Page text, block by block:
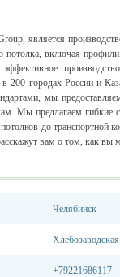
является
потолка, включая
200 городах России и
мы
Мы предлагаем
до транспортной
вам о том, как вы
Челябинск
+79221686117